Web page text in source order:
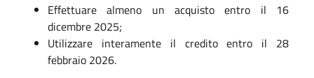
Effettuare almeno un acquisto entro il 16
dicembre 2025;
Utilizzare interamente il credito entro il 28
febbraio 2026.